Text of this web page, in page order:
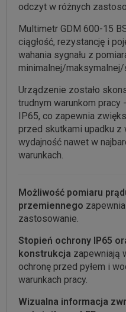
odczyt w różnych
Multimetr GDM 600-15
ciągłość, rezystancję i
wahania sygnału z
minimalnej/maksymalnej/
Urządzenie zostało
trudnym warunkom
IP65, co zapewnia
przed skutkami upadku
wydajność nawet w
warunkach.
Możliwość pomiaru
przemiennego
zastosowanie.
Stopień ochrony IP65
konstrukcja zapewniają
ochronę przed pyłem i
warunkach pracy.
Wizualna informacja